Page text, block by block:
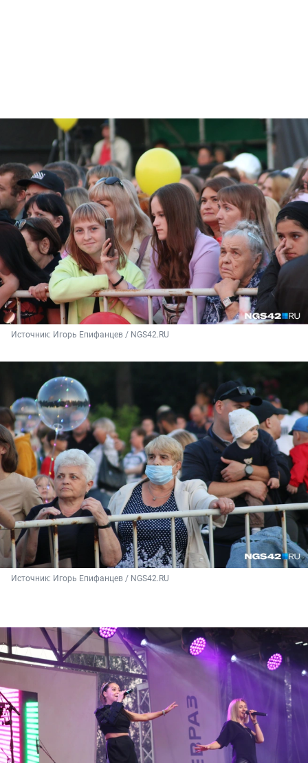
Источник: Игорь Епифанцев / NGS42.RU
Источник: Игорь Епифанцев / NGS42.RU